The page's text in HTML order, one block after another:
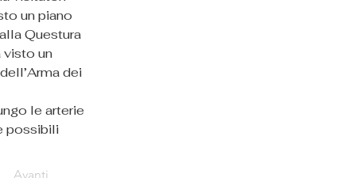
un piano
Questura
visto un
dei
le arterie
possibili
Avanti